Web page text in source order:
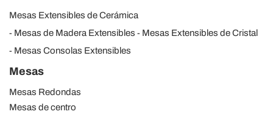
Mesas Extensibles de Cerámica
Mesas de Madera Extensibles
Mesas Extensibles de Cristal
Mesas Consolas Extensibles
Mesas
Mesas Redondas
Mesas de centro